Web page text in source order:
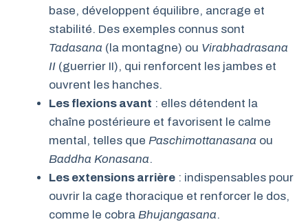
base, développent équilibre, ancrage et
stabilité. Des exemples connus sont
Tadasana (la montagne) ou Virabhadrasana
II (guerrier II), qui renforcent les jambes et
ouvrent les hanches.
Les flexions avant : elles détendent la
chaîne postérieure et favorisent le calme
mental, telles que Paschimottanasana ou
Baddha Konasana.
Les extensions arrière : indispensables pour
ouvrir la cage thoracique et renforcer le dos,
comme le cobra Bhujangasana.